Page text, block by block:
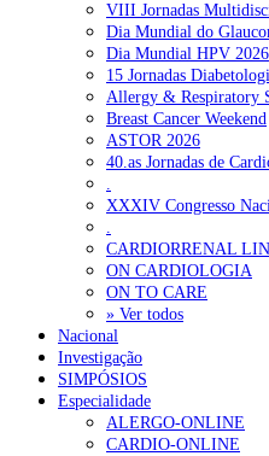
VIII Jornadas
Dia Mundial do
Dia Mundial HPV 2026
15 Jornadas
Allergy & Respiratory
Breast Cancer Weekend
ASTOR 2026
40.as Jornadas de
.
XXXIV Congresso
.
CARDIORRENAL
ON CARDIOLOGIA
ON TO CARE
» Ver todos
Nacional
Investigação
SIMPÓSIOS
Especialidade
ALERGO-ONLINE
CARDIO-ONLINE